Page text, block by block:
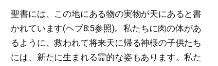
聖書には、この地にある物の実物が天にあると書
かれています(ヘブ8:5参照)。私たちに肉の体があ
るように、救われて将来天に帰る神様の子供たち
には、新たに生まれる霊的な姿もあります。私た